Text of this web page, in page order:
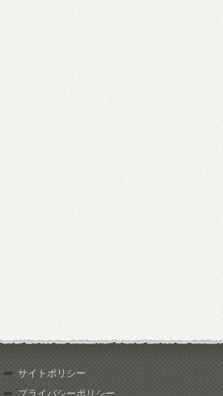
サイトポリシー
プライバシーポリシー